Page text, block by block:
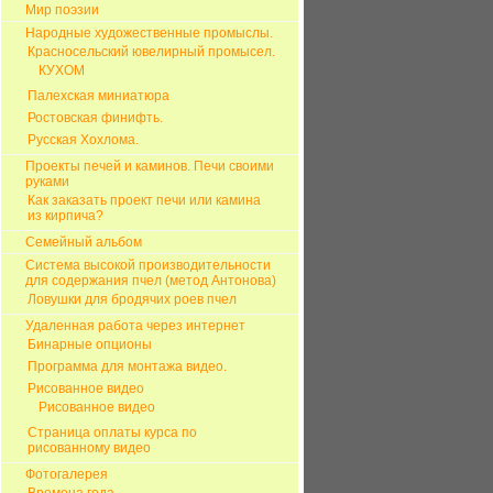
Мир поэзии
Народные художественные промыслы.
Красносельский ювелирный промысел.
КУХОМ
Палехская миниатюра
Ростовская финифть.
Русская Хохлома.
Проекты печей и каминов. Печи своими
руками
Как заказать проект печи или камина
из кирпича?
Семейный альбом
Система высокой производительности
для содержания пчел (метод Антонова)
Ловушки для бродячих роев пчел
Удаленная работа через интернет
Бинарные опционы
Программа для монтажа видео.
Рисованное видео
Рисованное видео
Страница оплаты курса по
рисованному видео
Фотогалерея